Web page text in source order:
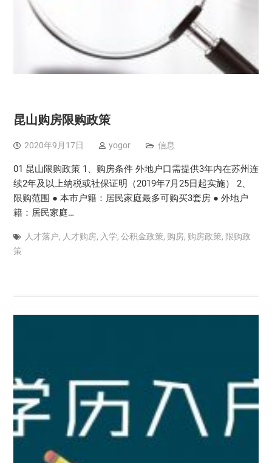
昆山购房限购政策
2020年9月17日 yogor 信息
01 昆山限购政策 1、购房条件 外地户口需提供3年内在苏州连
续2年及以上纳税或社保证明（2019年7月25日起实施） 2、
限购范围 ● 本市户籍：居民家庭最多可购买3套房 ● 外地户
籍：居民家庭…
人才落户, 人才购房, 入学, 公积金政策, 购房, 购房政策, 限购政
策